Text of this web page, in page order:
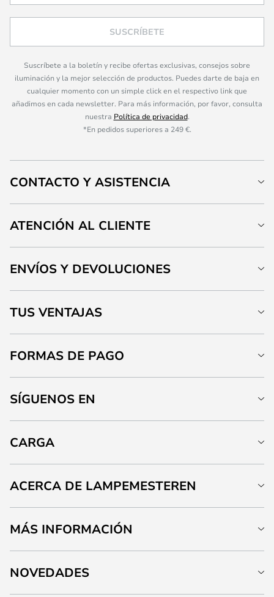
SUSCRÍBETE
Suscríbete a la boletín y recibe ofertas exclusivas, consejos sobre
iluminación y la mejor selección de productos. Puedes darte de baja en
cualquier momento con un simple click en el respectivo link que
añadimos en cada newsletter. Para más información, por favor, consulta
nuestra Política de privacidad.
*En pedidos superiores a 249 €.
CONTACTO Y ASISTENCIA
ATENCIÓN AL CLIENTE
ENVÍOS Y DEVOLUCIONES
TUS VENTAJAS
FORMAS DE PAGO
SÍGUENOS EN
CARGA
ACERCA DE LAMPEMESTEREN
MÁS INFORMACIÓN
NOVEDADES